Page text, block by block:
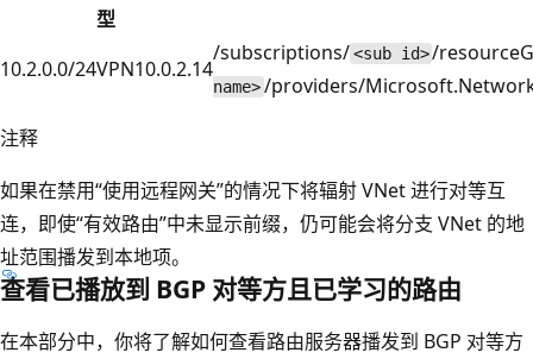
型
10.2.0.0/24VPN10.0.2.14
/subscriptions/<sub id>/
name>/providers/
注释
如果在禁用“使用远程网关”的情况下将辐射 VNet 进行对等互
连，即使“有效路由”中未显示前缀，仍可能会将分支 VNet 的地
址范围播发到本地项。
查看已播放到 BGP 对等方且已学习的路由
在本部分中，你将了解如何查看路由服务器播发到 BGP 对等方